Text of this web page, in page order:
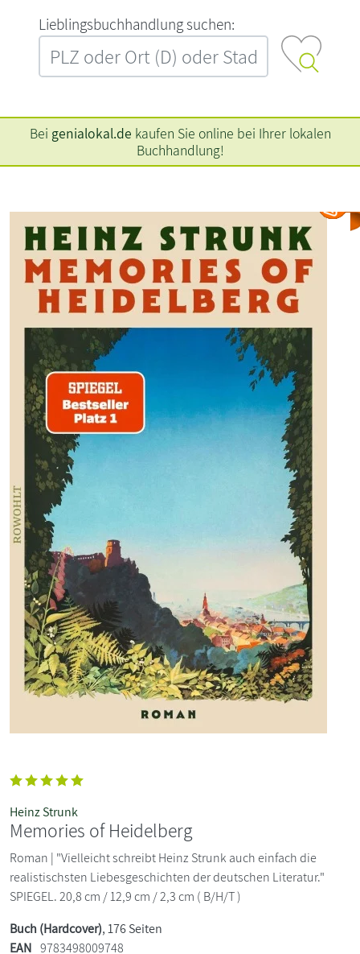
L‍i‍e‍b‍l‍i‍n‍g‍s‍b‍u‍c‍h‍h‍a‍n‍d‍l‍u‍n‍g‍ ‍s‍u‍c‍h‍e‍n‍:‍
Bei genialokal.de kaufen Sie online bei Ihrer lokalen
Buchhandlung!
Heinz Strunk
Memories of Heidelberg
Roman | "Vielleicht schreibt Heinz Strunk auch einfach die
realistischsten Liebesgeschichten der deutschen Literatur."
SPIEGEL. 20,8 cm / 12,9 cm / 2,3 cm ( B/H/T )
Buch (Hardcover), 176 Seiten
EAN 9783498009748